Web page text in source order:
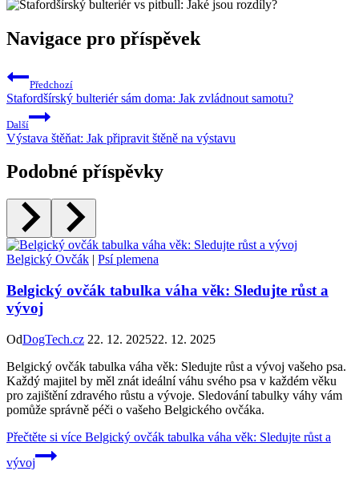
Navigace pro příspěvek
Předchozí
Stafordšírský bulteriér sám doma: Jak zvládnout samotu?
Další
Výstava štěňat: Jak připravit štěně na výstavu
Podobné příspěvky
Belgický Ovčák | Psí plemena
Belgický ovčák tabulka váha věk: Sledujte růst a
vývoj
OdDogTech.cz 22. 12. 202522. 12. 2025
Belgický ovčák tabulka váha věk: Sledujte růst a vývoj vašeho psa.
Každý majitel by měl znát ideální váhu svého psa v každém věku
pro zajištění zdravého růstu a vývoje. Sledování tabulky váhy vám
pomůže správně péči o vašeho Belgického ovčáka.
Přečtěte si více Belgický ovčák tabulka váha věk: Sledujte růst a
vývoj